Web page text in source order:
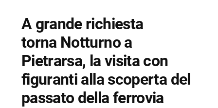
A grande richiesta
torna Notturno a
Pietrarsa, la visita con
figuranti alla scoperta del
passato della ferrovia